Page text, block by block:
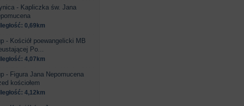
- Kapliczka św. Jana
0,69km
- Kościół poewangelicki MB
Po...
4,07km
- Figura Jana Nepomucena
kościołem
4,12km